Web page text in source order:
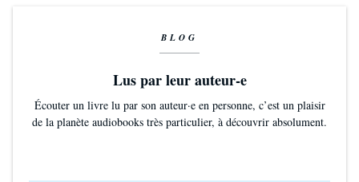
BLOG
Lus par leur auteur-e
Écouter un livre lu par son auteur·e en personne, c’est un plaisir
de la planète audiobooks très particulier, à découvrir absolument.